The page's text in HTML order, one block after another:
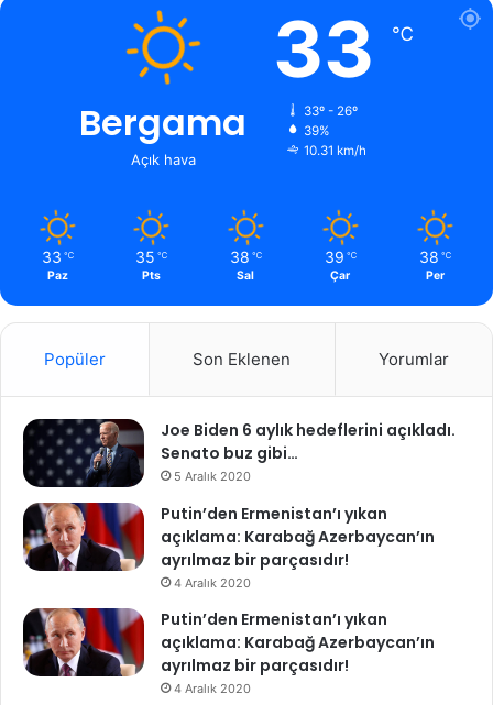
Bergama
Açık hava
33 ℃
33º - 26º
39%
10.31 km/h
33 ℃
Paz
35 ℃
Pts
38 ℃
Sal
39 ℃
Çar
38 ℃
Per
Popüler Son Eklenen Yorumlar
Joe Biden 6 aylık hedeflerini açıkladı.
Senato buz gibi…
5 Aralık 2020
Putin’den Ermenistan’ı yıkan
açıklama: Karabağ Azerbaycan’ın
ayrılmaz bir parçasıdır!
4 Aralık 2020
Putin’den Ermenistan’ı yıkan
açıklama: Karabağ Azerbaycan’ın
ayrılmaz bir parçasıdır!
4 Aralık 2020